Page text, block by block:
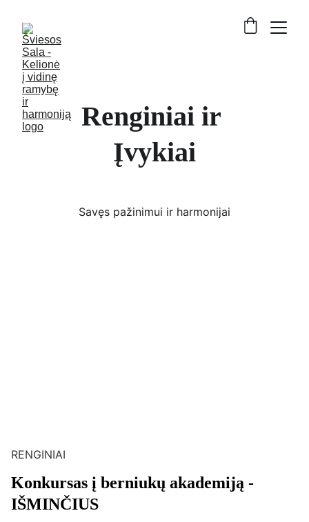
Renginiai ir
Įvykiai
Savęs pažinimui ir harmonijai
RENGINIAI
Konkursas į berniukų akademiją -
IŠMINČIUS